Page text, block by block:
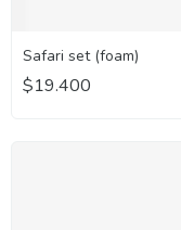
Safari set (foam)
$19.400